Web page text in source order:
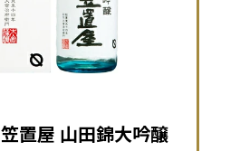
笠置屋 山田錦大吟醸